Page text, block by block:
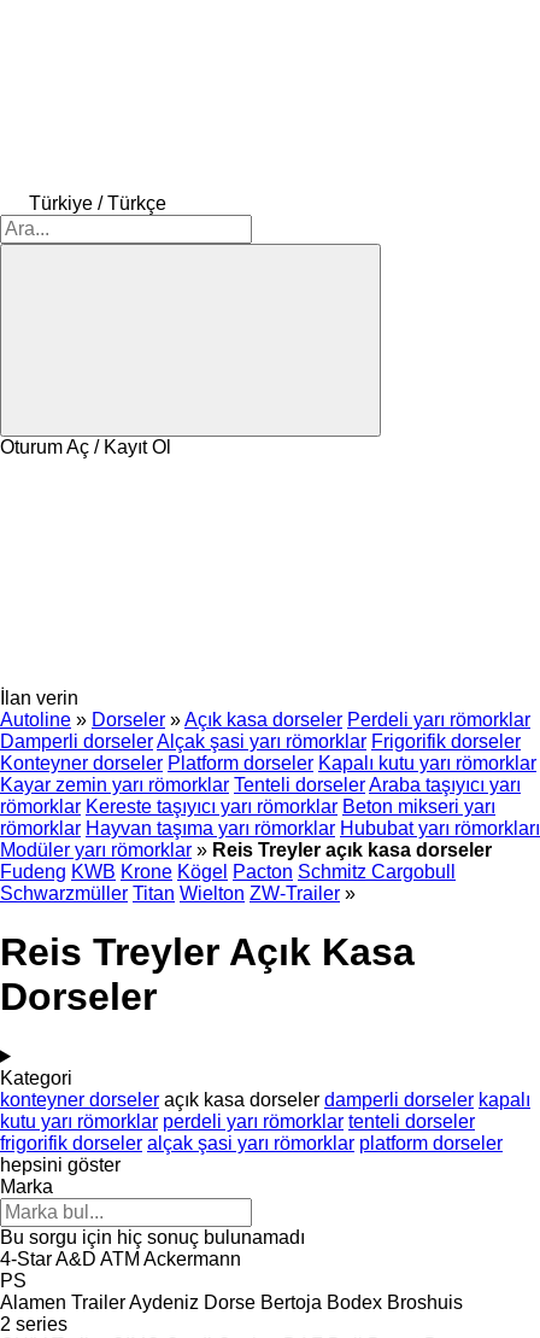
Türkiye / Türkçe
Oturum Aç / Kayıt Ol
İlan verin
Autoline » Dorseler »Açık kasa dorseler Perdeli yarı römorklar
Damperli dorselerAlçak şasi yarı römorklar Frigorifik dorseler
Konteyner dorseler Platform dorseler Kapalı kutu yarı römorklar
Kayar zemin yarı römorklar Tenteli dorselerAraba taşıyıcı yarı
römorklar Kereste taşıyıcı yarı römorklar Beton mikseri yarı
römorklar Hayvan taşıma yarı römorklar Hububat yarı römorkları
Modüler yarı römorklar » Reis Treyler açık kasa dorseler
Fudeng KWB Krone Kögel Pacton Schmitz Cargobull
Schwarzmüller Titan Wielton ZW-Trailer »
Reis Treyler Açık Kasa
Dorseler
Kategori
konteyner dorseler açık kasa dorseler damperli dorseler kapalı
kutu yarı römorklar perdeli yarı römorklar tenteli dorseler
frigorifik dorseler alçak şasi yarı römorklar platform dorseler
hepsini göster
Marka
Bu sorgu için hiç sonuç bulunamadı
4-StarA&D ATM Ackermann
PS
Alamen TrailerAydeniz Dorse Bertoja Bodex Broshuis
2 series